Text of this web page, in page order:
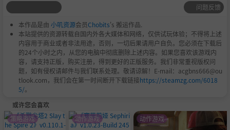
问题反馈
本作品是由 小叽资源会员Chobits's 搬运作品.
本站提供的资源转载自国内外各大媒体和网络，仅供试玩体验；不得将上述
内容用于商业或者非法用途，否则，一切后果请用户自负。您必须在下载后
的24个小时之内，从您的电脑中彻底删除上述内容。如果您喜欢该游戏内
容，请支持正版，购买注册，得到更好的正版服务。我们非常重视版权问
题，如有侵权请邮件与我们联系处理。敬请谅解！E-mail：acgbns666@ou
tlook.com，我们会在第一时间断开下载链接https://steamzg.com/6018
5/。
或许您会喜欢
策略游戏 动作游戏 动作游戏